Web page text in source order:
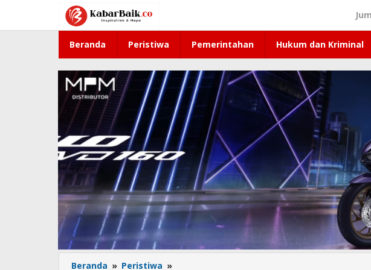
konten
Beranda Peristiwa Pemerintahan Hukum dan Kriminal
Beranda » Peristiwa »